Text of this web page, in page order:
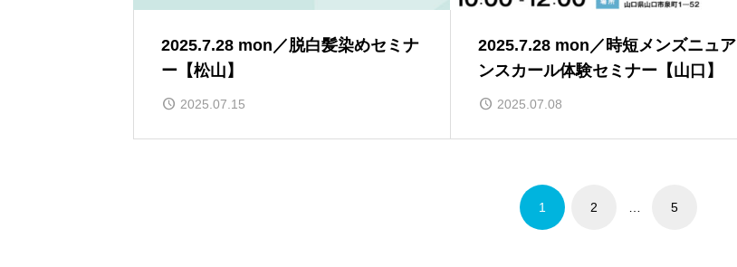
2025.7.28 mon／脱白髪染めセミナ
ー【松山】
2025.07.15
2025.7.28 mon／時短メンズニュア
ンスカール体験セミナー【山口】
2025.07.08
1 2 5